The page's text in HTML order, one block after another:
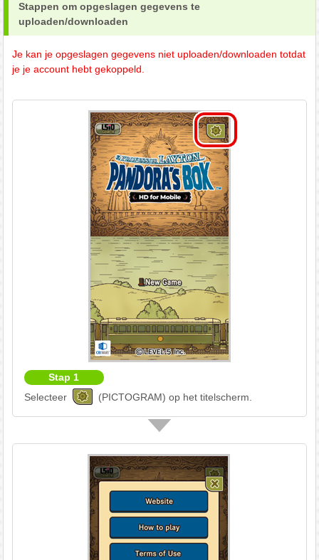
Stappen om opgeslagen gegevens te
uploaden/downloaden
Je kan je opgeslagen gegevens niet uploaden/downloaden totdat
je je account hebt gekoppeld.
Stap 1
Selecteer
(PICTOGRAM) op het titelscherm.